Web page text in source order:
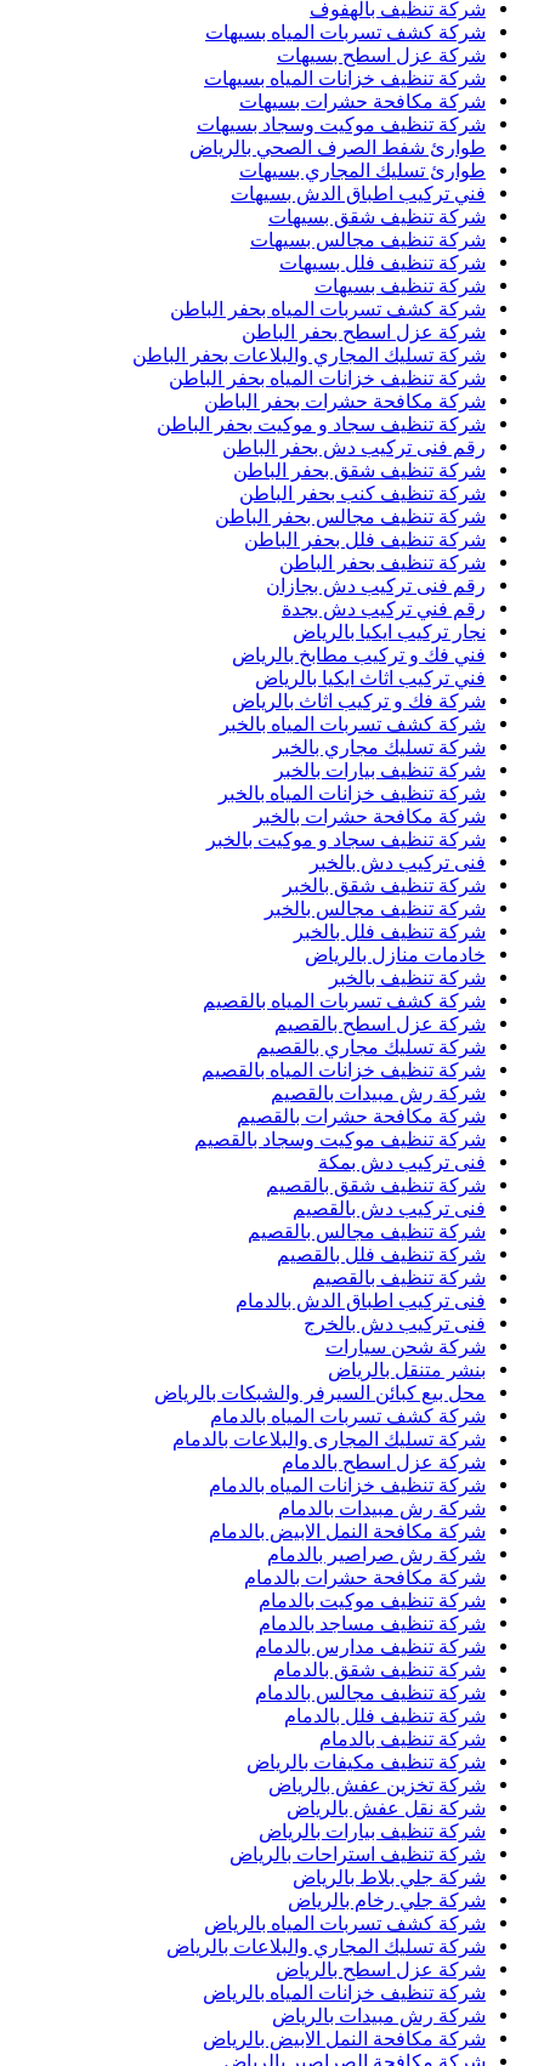
شركة تنظيف بالهفوف
شركة كشف تسربات المياه بسيهات
شركة عزل اسطح بسيهات
شركة تنظيف خزانات المياه بسيهات
شركة مكافحة حشرات بسيهات
شركة تنظيف موكيت وسجاد بسيهات
طوارئ شفط الصرف الصحي بالرياض
طوارئ تسليك المجاري بسيهات
فني تركيب اطباق الدش بسيهات
شركة تنظيف شقق بسيهات
شركة تنظيف مجالس بسيهات
شركة تنظيف فلل بسيهات
شركة تنظيف بسيهات
شركة كشف تسربات المياه بحفر الباطن
شركة عزل اسطح بحفر الباطن
شركة تسليك المجاري والبلاعات بحفر الباطن
شركة تنظيف خزانات المياه بحفر الباطن
شركة مكافحة حشرات بحفر الباطن
شركة تنظيف سجاد و موكيت بحفر الباطن
رقم فنى تركيب دش بحفر الباطن
شركة تنظيف شقق بحفر الباطن
شركة تنظيف كنب بحفر الباطن
شركة تنظيف مجالس بحفر الباطن
شركة تنظيف فلل بحفر الباطن
شركة تنظيف بحفر الباطن
رقم فنى تركيب دش بجازان
رقم فني تركيب دش بجدة
نجار تركيب ايكيا بالرياض
فني فك و تركيب مطابخ بالرياض
فني تركيب اثاث ايكيا بالرياض
شركة فك و تركيب اثاث بالرياض
شركة كشف تسربات المياه بالخبر
شركة تسليك مجاري بالخبر
شركة تنظيف بيارات بالخبر
شركة تنظيف خزانات المياه بالخبر
شركة مكافحة حشرات بالخبر
شركة تنظيف سجاد و موكيت بالخبر
فنى تركيب دش بالخبر
شركة تنظيف شقق بالخبر
شركة تنظيف مجالس بالخبر
شركة تنظيف فلل بالخبر
خادمات منازل بالرياض
شركة تنظيف بالخبر
شركة كشف تسربات المياه بالقصيم
شركة عزل اسطح بالقصيم
شركة تسليك مجاري بالقصيم
شركة تنظيف خزانات المياه بالقصيم
شركة رش مبيدات بالقصيم
شركة مكافحة حشرات بالقصيم
شركة تنظيف موكيت وسجاد بالقصيم
فنى تركيب دش بمكة
شركة تنظيف شقق بالقصيم
فنى تركيب دش بالقصيم
شركة تنظيف مجالس بالقصيم
شركة تنظيف فلل بالقصيم
شركة تنظيف بالقصيم
فنى تركيب اطباق الدش بالدمام
فنى تركيب دش بالخرج
شركة شحن سيارات
بنشر متنقل بالرياض
محل بيع كبائن السيرفر والشبكات بالرياض
شركة كشف تسربات المياه بالدمام
شركة تسليك المجارى والبلاعات بالدمام
شركة عزل اسطح بالدمام
شركة تنظيف خزانات المياه بالدمام
شركة رش مبيدات بالدمام
شركة مكافحة النمل الابيض بالدمام
شركة رش صراصير بالدمام
شركة مكافحة حشرات بالدمام
شركة تنظيف موكيت بالدمام
شركة تنظيف مساجد بالدمام
شركة تنظيف مدارس بالدمام
شركة تنظيف شقق بالدمام
شركة تنظيف مجالس بالدمام
شركة تنظيف فلل بالدمام
شركة تنظيف بالدمام
شركة تنظيف مكيفات بالرياض
شركة تخزين عفش بالرياض
شركة نقل عفش بالرياض
شركة تنظيف بيارات بالرياض
شركة تنظيف استراحات بالرياض
شركة جلي بلاط بالرياض
شركة جلي رخام بالرياض
شركة كشف تسربات المياه بالرياض
شركة تسليك المجاري والبلاعات بالرياض
شركة عزل اسطح بالرياض
شركة تنظيف خزانات المياه بالرياض
شركة رش مبيدات بالرياض
شركة مكافحة النمل الابيض بالرياض